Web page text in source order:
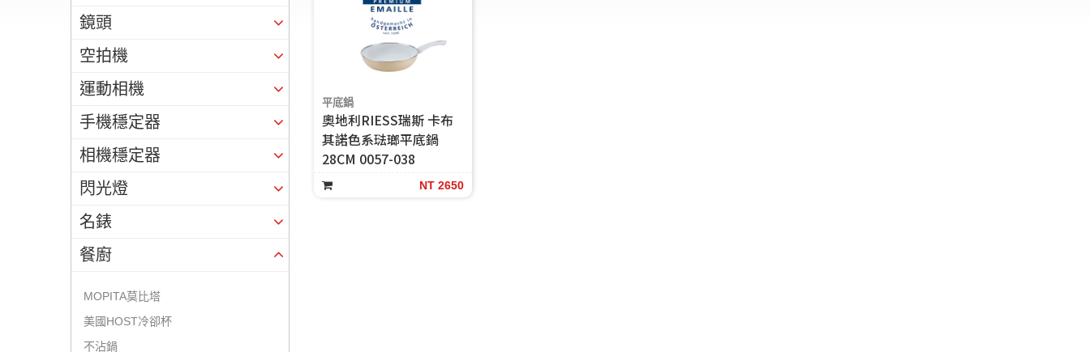
平底鍋
奧地利RIESS瑞斯 卡布
其諾色系琺瑯平底鍋
28CM 0057-038
NT 2650
鏡頭
空拍機
運動相機
手機穩定器
相機穩定器
閃光燈
名錶
餐廚
MOPITA莫比塔
美國HOST冷卻杯
不沾鍋